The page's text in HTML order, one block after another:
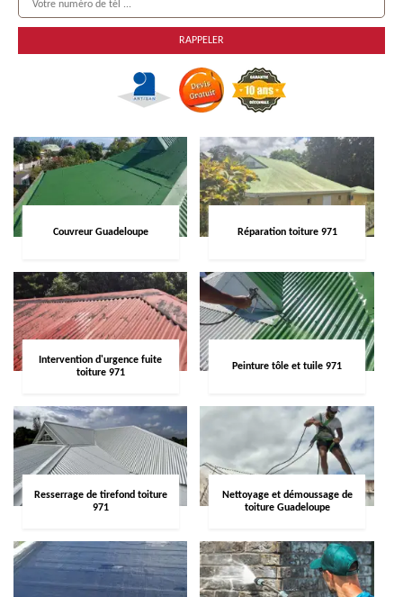
Couvreur Guadeloupe Réparation toiture 971
Intervention d'urgence fuite
toiture 971
Peinture tôle et tuile 971
Resserrage de tirefond toiture
971
Nettoyage et démoussage de
toiture Guadeloupe